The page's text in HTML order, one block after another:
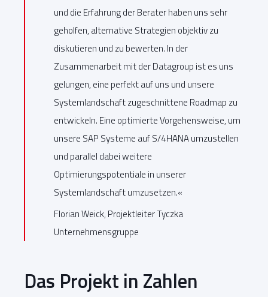
und die Erfahrung der Berater haben uns sehr
geholfen, alternative Strategien objektiv zu
diskutieren und zu bewerten. In der
Zusammenarbeit mit der Datagroup ist es uns
gelungen, eine perfekt auf uns und unsere
Systemlandschaft zugeschnittene Roadmap zu
entwickeln. Eine optimierte Vorgehensweise, um
unsere SAP Systeme auf S/4HANA umzustellen
und parallel dabei weitere
Optimierungspotentiale in unserer
Systemlandschaft umzusetzen.«
Florian Weick, Projektleiter Tyczka
Unternehmensgruppe
Das Projekt in Zahlen